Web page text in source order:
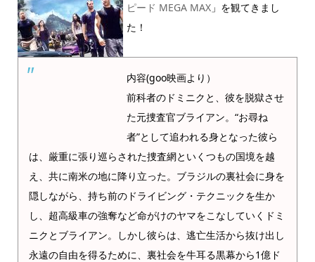
ピード MEGA MAX」を観てきまし
た！
内容(goo映画より）
前科者のドミニクと、彼を脱獄させ
た元捜査官ブライアン。“お尋ね
者”として追われる身となった彼ら
は、厳重に張り巡らされた捜査網といくつもの国境を越
え、共に南米の地に降り立った。ブラジルの裏社会に身を
隠しながら、持ち前のドライビング・テクニックを生か
し、超高級車の強奪など命がけのヤマをこなしていくドミ
ニクとブライアン。しかし彼らは、逃亡生活から抜け出し
永遠の自由を得るために、裏社会を牛耳る黒幕から1億ド